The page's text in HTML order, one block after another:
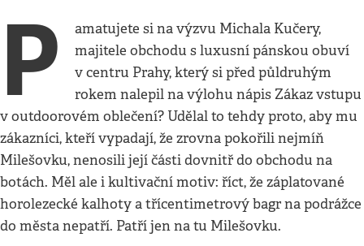
P
amatujete si na výzvu Michala Kučery,
majitele obchodu s luxusní pánskou obuví
v centru Prahy, který si před půldruhým
rokem nalepil na výlohu nápis Zákaz vstupu
v outdoorovém oblečení? Udělal to tehdy proto, aby mu
zákazníci, kteří vypadají, že zrovna pokořili nejmíň
Milešovku, nenosili její části dovnitř do obchodu na
botách. Měl ale i kultivační motiv: říct, že záplatované
horolezecké kalhoty a třícentimetrový bagr na podrážce
do města nepatří. Patří jen na tu Milešovku.